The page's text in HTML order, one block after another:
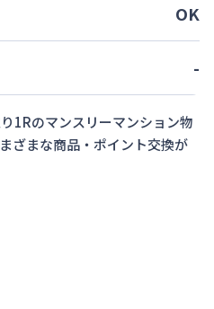
OK
-
1Rのマンスリーマンション物
ざまな商品・ポイント交換が